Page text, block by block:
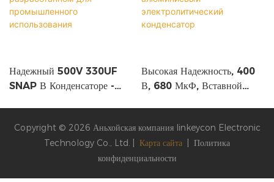
Надежный 500V 330UF
SNAP В Конденсаторе -
Использования
Высокая Надежность, 400
В, 680 МкФ, Вставной
Конденсатор
Copyright © 2026 Аньхойская компания linkeycon Electronic
Technology Co., Ltd. |
Карта сайта
Политика
конфиденциальности